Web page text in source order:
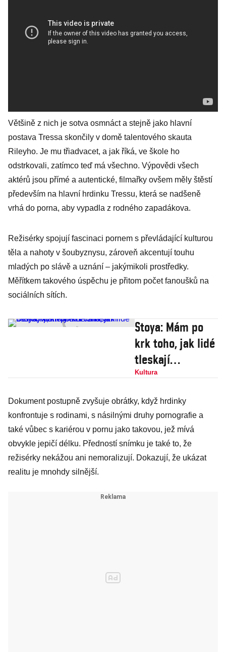
Většině z nich je sotva osmnáct a stejně jako hlavní
postava Tressa skončily v domě talentového skauta
Rileyho. Je mu třiadvacet, a jak říká, ve škole ho
odstrkovali, zatímco teď má všechno. Výpovědi všech
aktérů jsou přímé a autentické, filmařky ovšem měly štěstí
především na hlavní hrdinku Tressu, která se nadšeně
vrhá do porna, aby vypadla z rodného zapadákova.
Režisérky spojují fascinaci pornem s převládající kulturou
těla a nahoty v šoubyznysu, zároveň akcentují touhu
mladých po slávě a uznání – jakýmikoli prostředky.
Měřítkem takového úspěchu je přitom počet fanoušků na
sociálních sítích.
Stoya: Mám po
krk toho, jak lidé
tleskají
pornoherci
který mne
znásilnil
Kultura
Dokument postupně zvyšuje obrátky, když hrdinky
konfrontuje s rodinami, s násilnými druhy pornografie a
také vůbec s kariérou v pornu jako takovou, jež mívá
obvykle jepičí délku. Předností snímku je také to, že
režisérky nekážou ani nemoralizují. Dokazují, že ukázat
realitu je mnohdy silnější.